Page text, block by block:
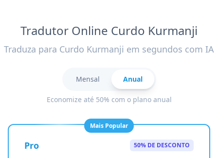
Tradutor Online Curdo Kurmanji
Traduza para Curdo Kurmanji em segundos com IA
Mensal Anual
Economize até 50% com o plano anual
Mais Popular
Pro 50% DE DESCONTO